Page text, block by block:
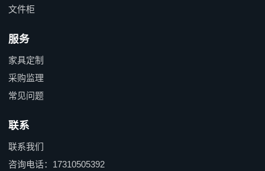
文件柜
服务
家具定制
采购监理
常见问题
联系
联系我们
咨询电话：17310505392